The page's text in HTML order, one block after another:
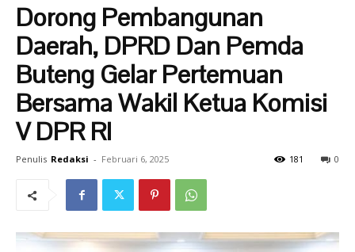
Dorong Pembangunan
Daerah, DPRD Dan Pemda
Buteng Gelar Pertemuan
Bersama Wakil Ketua Komisi
V DPR RI
Penulis Redaksi - Februari 6, 2025 0
181